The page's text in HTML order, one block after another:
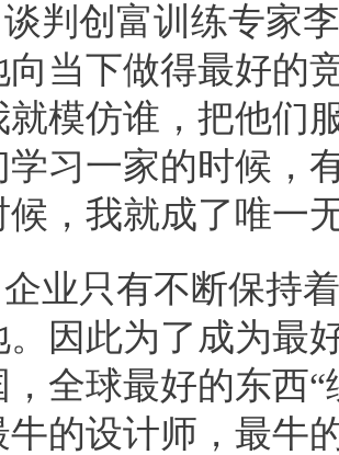
谈判创富训练专家
向当下做得最好的
就模仿谁，把他们
学习一家的时候，
候，我就成了唯一
企业只有不断保持
。因此为了成为最
，全球最好的东西
牛的设计师，最牛